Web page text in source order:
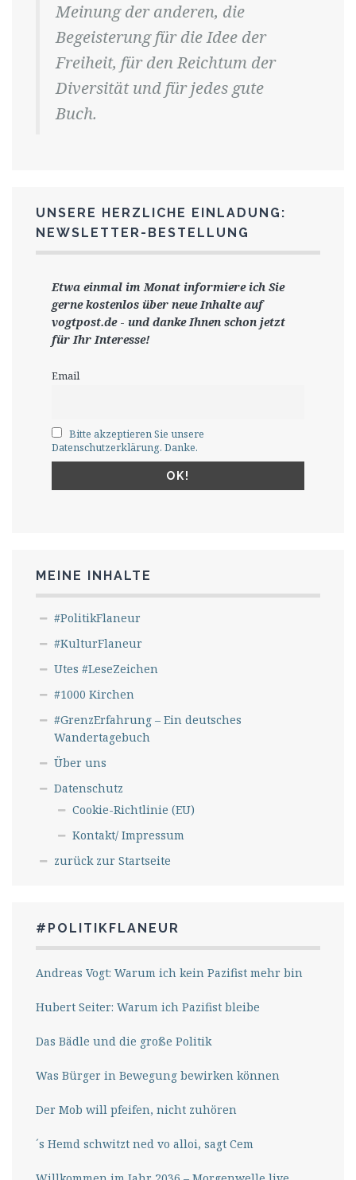
Meinung der anderen, die
Begeisterung für die Idee der
Freiheit, für den Reichtum der
Diversität und für jedes gute
Buch.
UNSERE HERZLICHE EINLADUNG:
NEWSLETTER-BESTELLUNG
Etwa einmal im Monat informiere ich Sie
gernekostenlos über neue Inhalte auf
vogtpost.de- und danke Ihnen schon jetzt
für Ihr Interesse!
Email
Bitte akzeptieren Sie unsere
Datenschutzerklärung. Danke.
MEINE INHALTE
#PolitikFlaneur
#KulturFlaneur
Utes #LeseZeichen
#1000 Kirchen
#GrenzErfahrung – Ein deutsches
Wandertagebuch
Über uns
Datenschutz
Cookie-Richtlinie (EU)
Kontakt/ Impressum
zurück zur Startseite
#POLITIKFLANEUR
Andreas Vogt: Warum ich kein Pazifist mehr bin
Hubert Seiter: Warum ich Pazifist bleibe
Das Bädle und die große Politik
Was Bürger in Bewegung bewirken können
Der Mob will pfeifen, nicht zuhören
´s Hemd schwitzt ned vo alloi, sagt Cem